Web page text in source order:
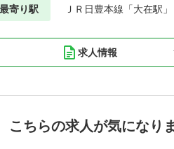
最寄り駅 ＪＲ日豊本線「大在駅
求人情報
こちらの求人が気になり